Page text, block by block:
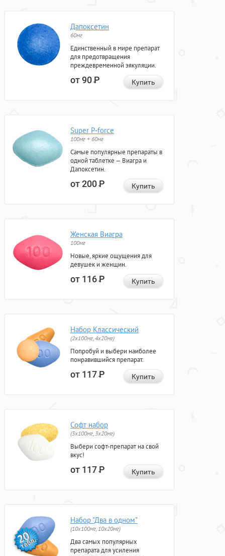
Дапоксетин
60мг
Единственный в мире препарат
для предотвращения
преждевременной эякуляции.
от 90Р Купить
Super P-force
100мг + 60мг
Самые популярные препараты в
одной таблетке — Виагра и
Дапоксетин.
от 200Р Купить
Женская Виагра
100мг
Новые, яркие ощущения для
девушек и женщин.
от 116Р Купить
Набор Классический
(2x100мг, 4x20мг)
Попробуй и выбери наиболее
понравившийся препарат.
от 117Р Купить
Софт набор
(3x100мг, 3x20мг)
Выбери софт-препарат на свой
вкус!
от 117Р Купить
Набор "Два в одном"
(10x100мг, 10x20мг)
Два самых популярных
препарата для усиления